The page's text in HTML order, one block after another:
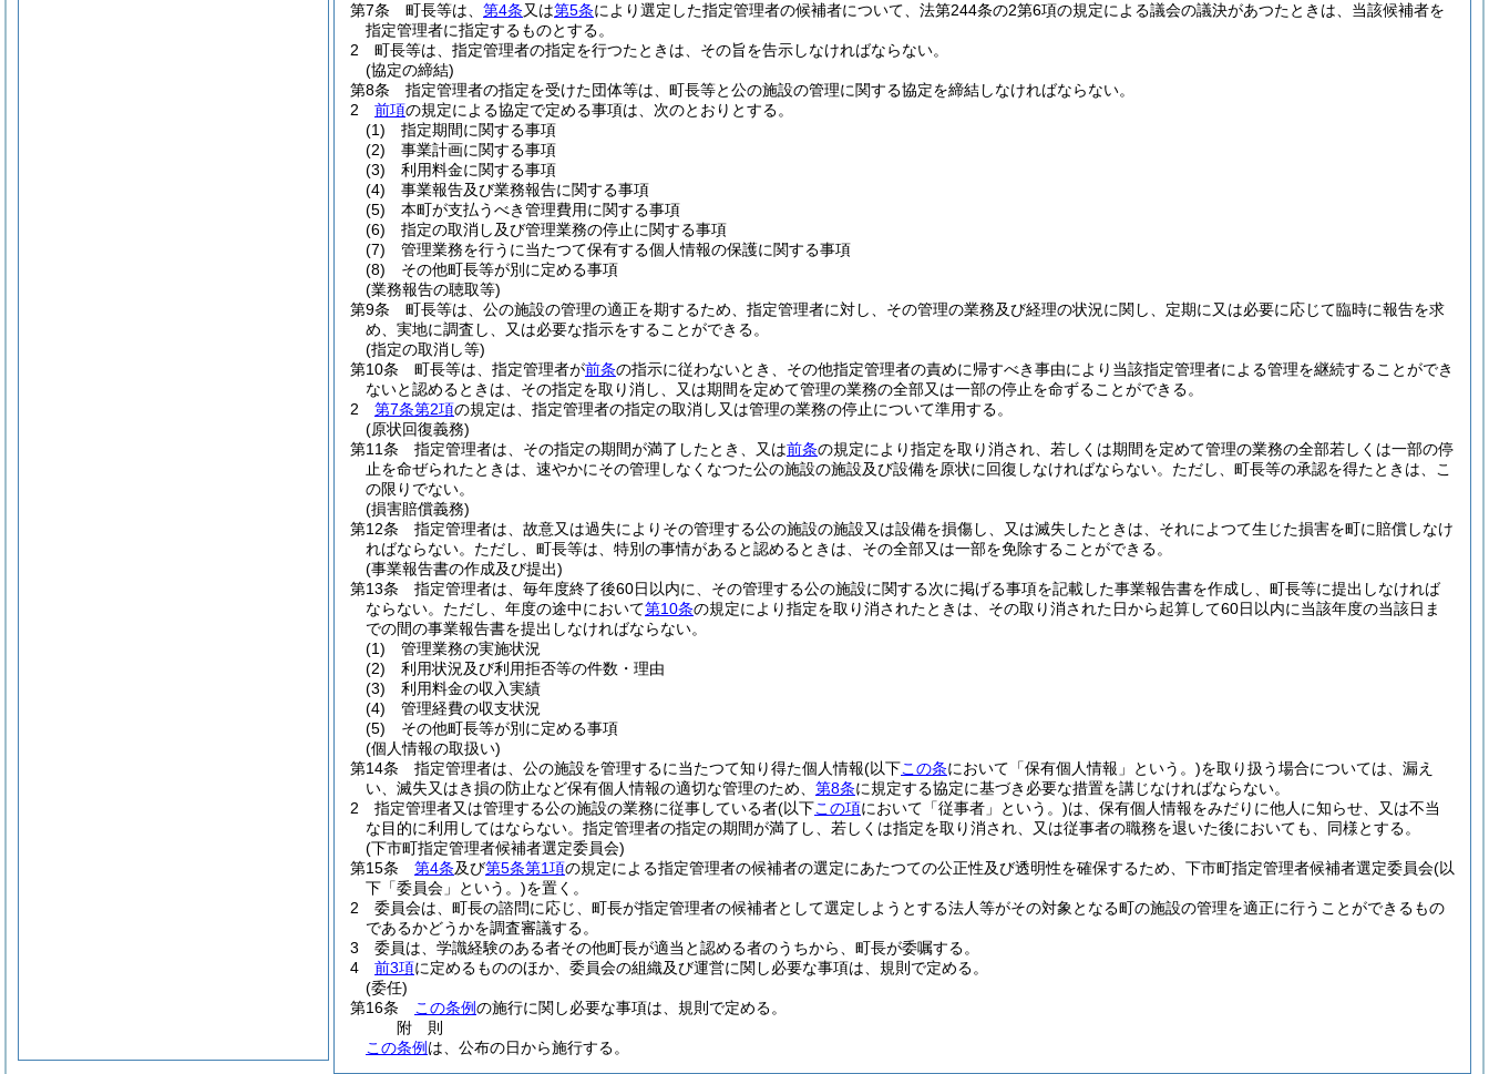
第7条
町長等は、 第4条又は第5条により選定した指定管理者の候補者について、法第244条の2第6項の規定による議会の議決があつたときは、当該候補者を
指定管理者に指定するものとする。
2
町長等は、指定管理者の指定を行つたときは、その旨を告示しなければならない。
(協定の締結)
第8条
指定管理者の指定を受けた団体等は、町長等と公の施設の管理に関する協定を締結しなければならない。
2
前項の規定による協定で定める事項は、次のとおりとする。
(1)
指定期間に関する事項
(2)
事業計画に関する事項
(3)
利用料金に関する事項
(4)
事業報告及び業務報告に関する事項
(5)
本町が支払うべき管理費用に関する事項
(6)
指定の取消し及び管理業務の停止に関する事項
(7)
管理業務を行うに当たつて保有する個人情報の保護に関する事項
(8)
その他町長等が別に定める事項
(業務報告の聴取等)
第9条
町長等は、公の施設の管理の適正を期するため、指定管理者に対し、その管理の業務及び経理の状況に関し、定期に又は必要に応じて臨時に報告を求
め、実地に調査し、又は必要な指示をすることができる。
(指定の取消し等)
第10条
町長等は、指定管理者が前条の指示に従わないとき、その他指定管理者の責めに帰すべき事由により当該指定管理者による管理を継続することができ
ないと認めるときは、その指定を取り消し、又は期間を定めて管理の業務の全部又は一部の停止を命ずることができる。
2
第7条第2項の規定は、指定管理者の指定の取消し又は管理の業務の停止について準用する。
(原状回復義務)
第11条
指定管理者は、その指定の期間が満了したとき、又は前条の規定により指定を取り消され、若しくは期間を定めて管理の業務の全部若しくは一部の停
止を命ぜられたときは、速やかにその管理しなくなつた公の施設の施設及び設備を原状に回復しなければならない。 ただし、町長等の承認を得たときは、こ
の限りでない。
(損害賠償義務)
第12条
指定管理者は、故意又は過失によりその管理する公の施設の施設又は設備を損傷し、又は滅失したときは、それによつて生じた損害を町に賠償しなけ
ればならない。 ただし、町長等は、特別の事情があると認めるときは、その全部又は一部を免除することができる。
(事業報告書の作成及び提出)
第13条
指定管理者は、毎年度終了後60日以内に、その管理する公の施設に関する次に掲げる事項を記載した事業報告書を作成し、町長等に提出しなければ
ならない。 ただし、年度の途中において第10条の規定により指定を取り消されたときは、その取り消された日から起算して60日以内に当該年度の当該日ま
での間の事業報告書を提出しなければならない。
(1)
管理業務の実施状況
(2)
利用状況及び利用拒否等の件数・理由
(3)
利用料金の収入実績
(4)
管理経費の収支状況
(5)
その他町長等が別に定める事項
(個人情報の取扱い)
第14条
指定管理者は、公の施設を管理するに当たつて知り得た個人情報(以下この条において「保有個人情報」という。)を取り扱う場合については、漏え
い、滅失又はき損の防止など保有個人情報の適切な管理のため、 第8条に規定する協定に基づき必要な措置を講じなければならない。
2
指定管理者又は管理する公の施設の業務に従事している者(以下この項において「従事者」という。)は、保有個人情報をみだりに他人に知らせ、又は不当
な目的に利用してはならない。 指定管理者の指定の期間が満了し、若しくは指定を取り消され、又は従事者の職務を退いた後においても、同様とする。
(下市町指定管理者候補者選定委員会)
第15条
第4条及び第5条第1項の規定による指定管理者の候補者の選定にあたつての公正性及び透明性を確保するため、下市町指定管理者候補者選定委員会(以
下「委員会」という。)を置く。
2
委員会は、町長の諮問に応じ、町長が指定管理者の候補者として選定しようとする法人等がその対象となる町の施設の管理を適正に行うことができるもの
であるかどうかを調査審議する。
3
委員は、学識経験のある者その他町長が適当と認める者のうちから、町長が委嘱する。
4
前3項に定めるもののほか、委員会の組織及び運営に関し必要な事項は、規則で定める。
(委任)
第16条
この条例の施行に関し必要な事項は、規則で定める。
附 則
この条例 は、公布の日から施行する。